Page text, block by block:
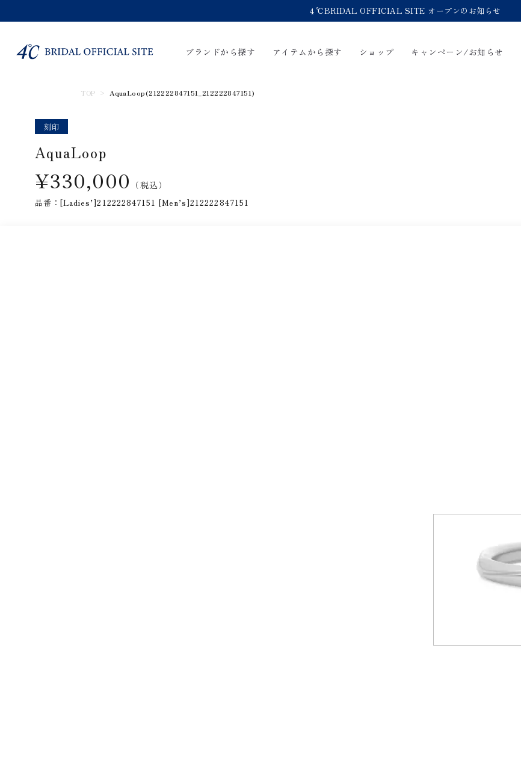
４℃BRIDAL OFFICIAL SITE オープンのお知らせ
ブランドから探す アイテムから探す ショップ キャンペーン/お知らせ
TOP AquaLoop(212222847151_212222847151)
刻印
AquaLoop
¥330,000 （税込）
品番：[Ladies’]212222847151 [Men’s]212222847151